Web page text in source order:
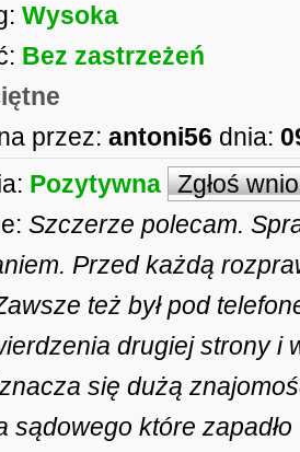
Wysoka
Bez zastrzeżeń
przez: antoni56 dnia:
Pozytywna Zgłoś
Szczerze polecam.
Przed każdą
też był pod
drugiej strony i
się dużą
sądowego które